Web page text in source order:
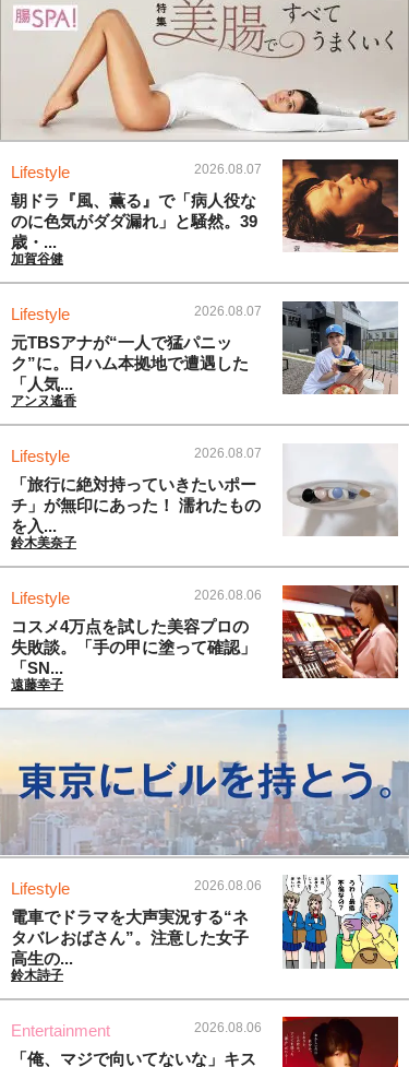
Lifestyle 2026.08.07
朝ドラ『風、薫る』で「病人役な
のに色気がダダ漏れ」と騒然。39
歳・...
加賀谷健
Lifestyle 2026.08.07
元TBSアナが“一人で猛パニッ
ク”に。日ハム本拠地で遭遇した
「人気...
アンヌ遙香
Lifestyle 2026.08.07
「旅行に絶対持っていきたいポー
チ」が無印にあった！ 濡れたもの
を入...
鈴木美奈子
Lifestyle 2026.08.06
コスメ4万点を試した美容プロの
失敗談。「手の甲に塗って確認」
「SN...
遠藤幸子
Lifestyle 2026.08.06
電車でドラマを大声実況する“ネ
タバレおばさん”。注意した女子
高生の...
鈴木詩子
Entertainment 2026.08.06
「俺、マジで向いてないな」キス